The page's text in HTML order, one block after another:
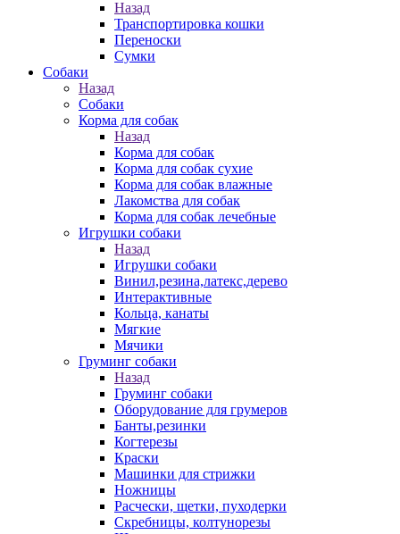
Назад
Транспортировка кошки
Переноски
Сумки
Собаки
Назад
Собаки
Корма для собак
Назад
Корма для собак
Корма для собак сухие
Корма для собак влажные
Лакомства для собак
Корма для собак лечебные
Игрушки собаки
Назад
Игрушки собаки
Винил,резина,латекс,дерево
Интерактивные
Кольца, канаты
Мягкие
Мячики
Груминг собаки
Назад
Груминг собаки
Оборудование для грумеров
Банты,резинки
Когтерезы
Краски
Машинки для стрижки
Ножницы
Расчески, щетки, пуходерки
Скребницы, колтунорезы